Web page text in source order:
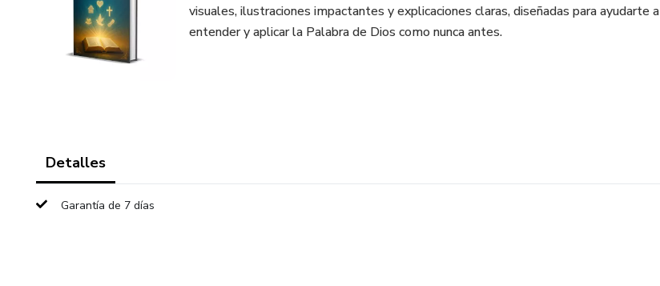
visuales, ilustraciones impactantes y explicaciones claras, diseñadas para ayudarte a
entender y aplicar la Palabra de Dios como nunca antes.
Detalles
Garantía de 7 días